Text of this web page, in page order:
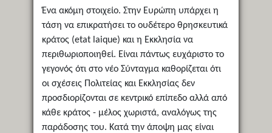
Ένα ακόμη στοιχείο. Στην Ευρώπη υπάρχει η
τάση να επικρατήσει το ουδέτερο θρησκευτικά
κράτος (etat laique) και η Εκκλησία να
περιθωριοποιηθεί. Είναι πάντως ευχάριστο το
γεγονός ότι στο νέο Σύνταγμα καθορίζεται ότι
οι σχέσεις Πολιτείας και Εκκλησίας δεν
προσδιορίζονται σε κεντρικό επίπεδο αλλά από
κάθε κράτος - μέλος χωριστά, αναλόγως της
παράδοσης του. Κατά την άποψη μας είναι